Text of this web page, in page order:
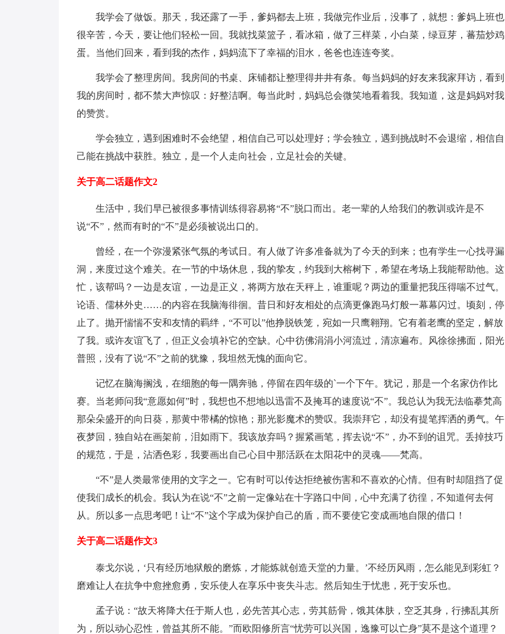
我学会了做饭。那天，我还露了一手，爹妈都去上班，我做完作业后，没事了，就想：爹妈上班也
很辛苦，今天，要让他们轻松一回。我就找菜篮子，看冰箱，做了三样菜，小白菜，绿豆芽，蕃茄炒鸡
蛋。当他们回来，看到我的杰作，妈妈流下了幸福的泪水，爸爸也连连夸奖。
我学会了整理房间。我房间的书桌、床铺都让整理得井井有条。每当妈妈的好友来我家拜访，看到
我的房间时，都不禁大声惊叹：好整洁啊。每当此时，妈妈总会微笑地看着我。我知道，这是妈妈对我
的赞赏。
学会独立，遇到困难时不会绝望，相信自己可以处理好；学会独立，遇到挑战时不会退缩，相信自
己能在挑战中获胜。独立，是一个人走向社会，立足社会的关键。
关于高二话题作文2
生活中，我们早已被很多事情训练得容易将“不”脱口而出。老一辈的人给我们的教训或许是不
说“不”，然而有时的“不”是必须被说出口的。
曾经，在一个弥漫紧张气氛的考试日。有人做了许多准备就为了今天的到来；也有学生一心找寻漏
洞，来度过这个难关。在一节的中场休息，我的挚友，约我到大榕树下，希望在考场上我能帮助他。这
忙，该帮吗？一边是友谊，一边是正义，将两方放在天秤上，谁重呢？两边的重量把我压得喘不过气。
论语、儒林外史……的内容在我脑海徘徊。昔日和好友相处的点滴更像跑马灯般一幕幕闪过。顷刻，停
止了。抛开惴惴不安和友情的羁绊，“不可以”他挣脱铁笼，宛如一只鹰翱翔。它有着老鹰的坚定，解放
了我。或许友谊飞了，但正义会填补它的空缺。心中彷佛涓涓小河流过，清凉遍布。风徐徐拂面，阳光
普照，没有了说“不”之前的犹豫，我坦然无愧的面向它。
记忆在脑海搁浅，在细胞的每一隅奔驰，停留在四年级的`一个下午。犹记，那是一个名家仿作比
赛。当老师问我“意愿如何”时，我想也不想地以迅雷不及掩耳的速度说“不”。我总认为我无法临摹梵高
那朵朵盛开的向日葵，那黄中带橘的惊艳；那光影魔术的赞叹。我崇拜它，却没有提笔挥洒的勇气。午
夜梦回，独自站在画架前，泪如雨下。我该放弃吗？握紧画笔，挥去说“不”，办不到的诅咒。丢掉技巧
的规范，于是，沾洒色彩，我要画出自己心目中那活跃在太阳花中的灵魂——梵高。
“不”是人类最常使用的文字之一。它有时可以传达拒绝被伤害和不喜欢的心情。但有时却阻挡了促
使我们成长的机会。我认为在说“不”之前一定像站在十字路口中间，心中充满了彷徨，不知道何去何
从。所以多一点思考吧！让“不”这个字成为保护自己的盾，而不要使它变成画地自限的借口！
关于高二话题作文3
泰戈尔说，‘只有经历地狱般的磨炼，才能炼就创造天堂的力量。’不经历风雨，怎么能见到彩虹？
磨难让人在抗争中愈挫愈勇，安乐使人在享乐中丧失斗志。然后知生于忧患，死于安乐也。
孟子说：“故天将降大任于斯人也，必先苦其心志，劳其筋骨，饿其体肤，空乏其身，行拂乱其所
为，所以动心忍性，曾益其所不能。”而欧阳修所言“忧劳可以兴国，逸豫可以亡身”莫不是这个道理？